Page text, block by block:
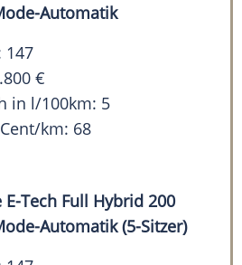
Automatik
147
€
in l/100km: 5
km: 68
E-Tech Full Hybrid 200
Automatik (5-Sitzer)